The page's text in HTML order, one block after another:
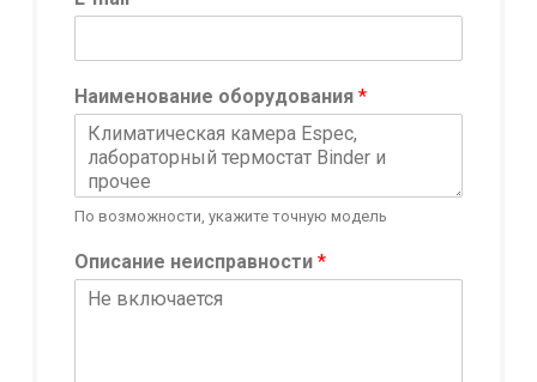
м
*
Наименование оборудования *
По возможности, укажите точную модель
Описание неисправности *